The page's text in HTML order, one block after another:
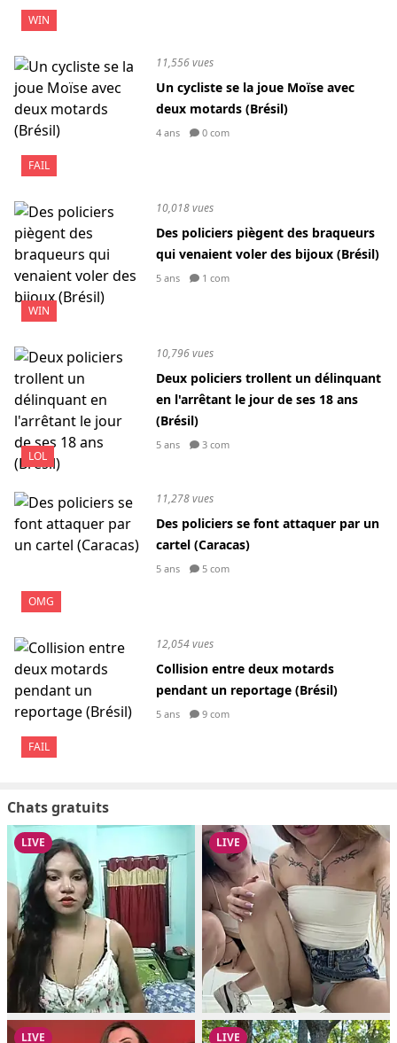
WIN
FAIL
11,556 vues
Un cycliste se la joue Moïse avec
deux motards (Brésil)
4 ans 0 com
WIN
10,018 vues
Des policiers piègent des braqueurs
qui venaient voler des bijoux (Brésil)
5 ans 1 com
LOL
10,796 vues
Deux policiers trollent un délinquant
en l'arrêtant le jour de ses 18 ans
(Brésil)
5 ans 3 com
OMG
11,278 vues
Des policiers se font attaquer par un
cartel (Caracas)
5 ans 5 com
FAIL
12,054 vues
Collision entre deux motards
pendant un reportage (Brésil)
5 ans 9 com
Chats gratuits